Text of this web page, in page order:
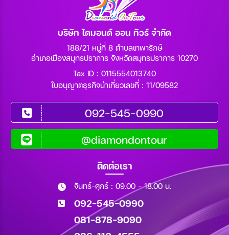
บริษัท ไดมอนด์ ออน ทัวร์ จำกัด
188/21 หมู่ที่ 8 ตำบลเทพารักษ์
อำเภอเมืองสมุทรปราการ จังหวัดสมุทรปราการ 10270
Tax ID : 0115554013740
ใบอนุญาตธุรกิจนำเที่ยวเลขที่ : 11/09582
092-545-0990
@diamondontour
ติดต่อเรา
จันทร์-ศุกร์ : 09.00 - 18.00 น.
092-545-0990
081-878-9090